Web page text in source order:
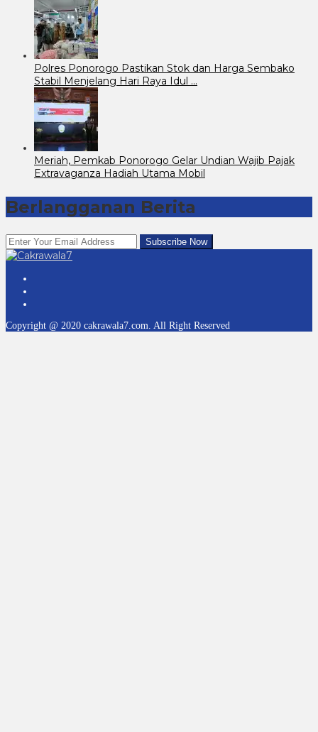
Polres Ponorogo Pastikan Stok dan Harga Sembako
Stabil Menjelang Hari Raya Idul …
Meriah, Pemkab Ponorogo Gelar Undian Wajib Pajak
Extravaganza Hadiah Utama Mobil
Berlangganan Berita
Copyright @ 2020 cakrawala7.com. All Right Reserved